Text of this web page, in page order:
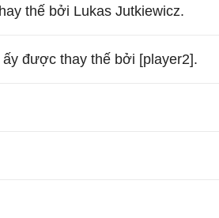
thế bởi Lukas Jutkiewicz.
được thay thế bởi [player2].